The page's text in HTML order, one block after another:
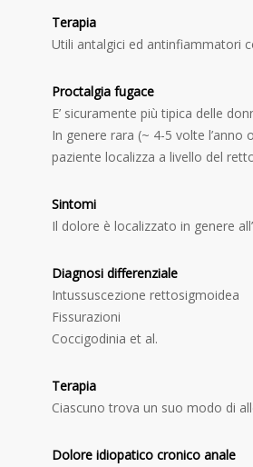
Terapia
Utili antalgici ed antinfiammatori
Proctalgia fugace
E’ sicuramente più tipica delle
In genere rara (~ 4-5 volte
paziente localizza a livello del
Sintomi
Il dolore è localizzato in genere
Diagnosi differenziale
Intussuscezione rettosigmoidea
Fissurazioni
Coccigodinia et al.
Terapia
Ciascuno trova un suo modo di
Dolore idiopatico cronico anale